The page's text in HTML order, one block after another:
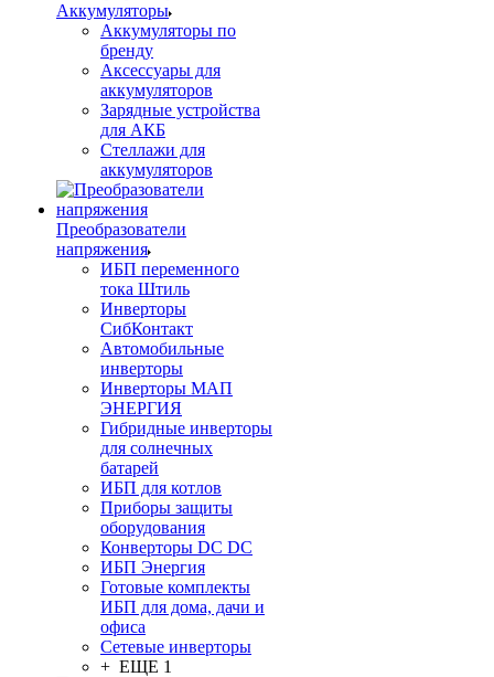
Аккумуляторы
Аккумуляторы по
бренду
Аксессуары для
аккумуляторов
Зарядные устройства
для АКБ
Стеллажи для
аккумуляторов
Преобразователи
напряжения
ИБП переменного
тока Штиль
Инверторы
СибКонтакт
Автомобильные
инверторы
Инверторы МАП
ЭНЕРГИЯ
Гибридные инверторы
для солнечных
батарей
ИБП для котлов
Приборы защиты
оборудования
Конверторы DC DC
ИБП Энергия
Готовые комплекты
ИБП для дома, дачи и
офиса
Сетевые инверторы
+ ЕЩЕ 1